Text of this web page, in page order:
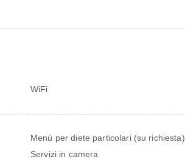
WiFi
Menù per diete particolari (su richiesta)
Servizi in camera